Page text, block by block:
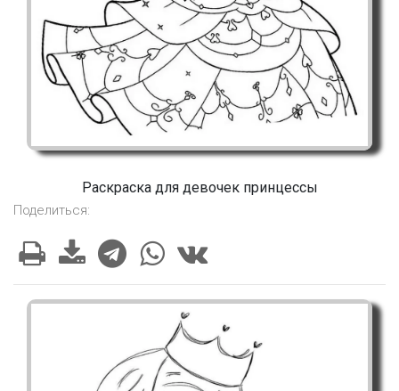
Раскраска для девочек принцессы
Поделиться: